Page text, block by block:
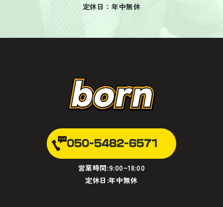
定休日：年中無休
050-5482-6571
営業時間:9:00~18:00
定休日:年中無休